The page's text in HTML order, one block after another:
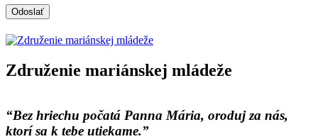
Združenie mariánskej mládeže
“Bez hriechu počatá Panna Mária, oroduj za nás,
ktorí sa k tebe utiekame.”